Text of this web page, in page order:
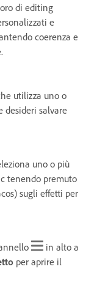
di editing
e
coerenza e
utilizza uno o
desideri salvare
uno o più
tenendo premuto
sugli effetti per
in alto a
per aprire il